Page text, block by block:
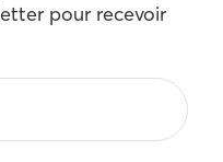
pour recevoir